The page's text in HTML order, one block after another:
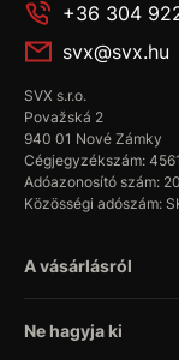
+36 304
svx@svx.hu
SVX s.r.o.
Považská 2
940 01 Nové Zámky
Cégjegyzékszám:
Adóazonosító szám:
Közösségi adószám:
A vásárlásról
Ne hagyja ki